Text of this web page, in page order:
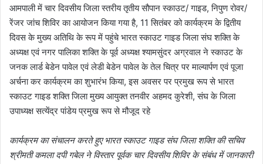
आमपाली में चार दिवसीय जिला स्तरीय तृतीय सौपान स्काउट/ गाइड, निपुण रोवर/
रेंजर जांच शिविर का आयोजन किया गया है, 11 सितंबर को कार्यक्रम के द्वितीय
दिवस के मुख्य अतिथि के रूप में पहुंचे भारत स्काउट गाइड जिला संघ शक्ति के
अध्यक्ष एवं नगर पालिका शक्ति के पूर्व अध्यक्ष श्यामसुंदर अग्रवाल ने स्काउट के
जनक लार्ड बेडेन पावेल एवं लेडी बेडेन पावेल के तेल चित्र पर माल्यार्पण एवं पूजा
अर्चना कर कार्यक्रम का शुभारंभ किया, इस अवसर पर प्रमुख रूप से भारत
स्काउट गाइड शक्ति जिला मुख्य आयुक्त तनवीर अहमद कुरेशी, संघ के जिला
उपाध्यक्ष सत्येंद्र पांडेय प्रमुख रूप से मौजूद रहे
कार्यक्रम का संचालन करते हुए भारत स्काउट गाइड संघ जिला शक्ति की सचिव
श्रीमती कमला दपी गबेल ने विस्तार पूर्वक चार दिवसीय शिविर के संबंध में जानकारी